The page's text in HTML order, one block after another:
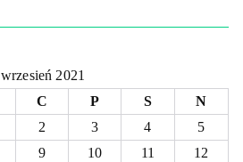
wrzesień 2021
C P S
N
2 3 4
5
9 10 11
12